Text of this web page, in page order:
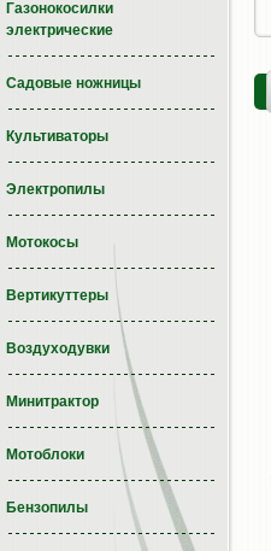
Газонокосилки
электрические
Садовые ножницы
Культиваторы
Электропилы
Мотокосы
Вертикуттеры
Воздуходувки
Минитрактор
Мотоблоки
Бензопилы